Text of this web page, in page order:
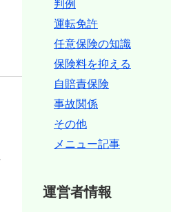
判例
運転免許
任意保険の知識
保険料を抑える
自賠責保険
事故関係
その他
メニュー記事
運営者情報